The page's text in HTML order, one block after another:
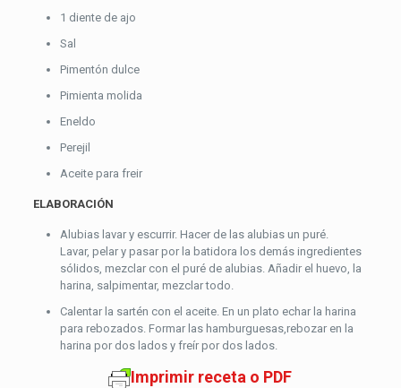
1 diente de ajo
Sal
Pimentón dulce
Pimienta molida
Eneldo
Perejil
Aceite para freir
ELABORACIÓN
Alubias lavar y escurrir. Hacer de las alubias un puré.
Lavar, pelar y pasar por la batidora los demás ingredientes
sólidos, mezclar con el puré de alubias. Añadir el huevo, la
harina, salpimentar, mezclar todo.
Calentar la sartén con el aceite. En un plato echar la harina
para rebozados. Formar las hamburguesas,rebozar en la
harina por dos lados y freír por dos lados.
Imprimir receta o PDF